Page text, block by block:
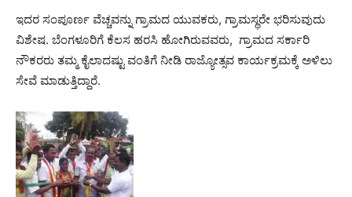
ಇದರ ಸಂಪೂರ್ಣ ವೆಚ್ಚವನ್ನು ಗ್ರಾಮದ ಯುವಕರು, ಗ್ರಾಮಸ್ಥರೇ ಭರಿಸುವುದು
ವಿಶೇಷ. ಬೆಂಗಳೂರಿಗೆ ಕೆಲಸ ಹರಸಿ ಹೋಗಿರುವವರು, ಗ್ರಾಮದ ಸರ್ಕಾರಿ
ನೌಕರರು ತಮ್ಮ ಕೈಲಾದಷ್ಟು ವಂತಿಗೆ ನೀಡಿ ರಾಜ್ಯೋತ್ಸವ ಕಾರ್ಯಕ್ರಮಕ್ಕೆ ಅಳಿಲು
ಸೇವೆ ಮಾಡುತ್ತಿದ್ದಾರೆ.